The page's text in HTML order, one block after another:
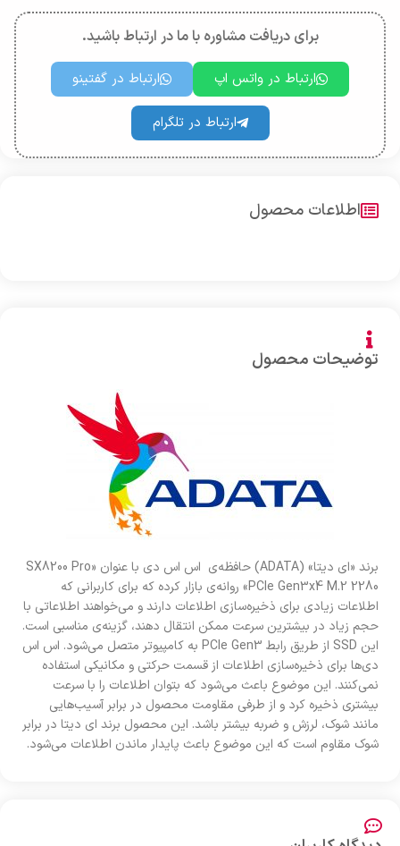
برای دریافت مشاوره با ما در ارتباط باشید.
ارتباط در واتس اپ ارتباط در گفتینو
ارتباط در تلگرام
توضیحات محصول
برند «ای دیتا» (ADATA) حافظه‌ی اس اس دی با عنوان «SX8200 Pro
PCIe Gen3x4 M.2 2280» روانه‌ی بازار کرده که برای کاربرانی‌ که
اطلاعات زیادی برای ذخیره‌سازی اطلاعات دارند و می‌‌خواهند اطلاعاتی با
حجم زیاد در بیشترین سرعت ممکن انتقال دهند، گزینه‌ی مناسبی است.
این SSD از طریق رابط PCIe Gen3 به کامپیوتر متصل می‌شود. اس اس
دی‌ها برای ذخیره‌سازی اطلاعات از قسمت حرکتی و مکانیکی استفاده
نمی‌کنند. این موضوع باعث می‌شود که بتوان اطلاعات را با سرعت
بیشتری ذخیره‌ کرد و از طرفی مقاومت محصول در برابر آسیب‌هایی
مانند شوک، لرزش و ضربه بیشتر باشد. این محصول برند ای دیتا در برابر
شوک مقاوم است که این موضوع باعث پایدار ماندن اطلاعات می‌شود.
اطلاعات محصول